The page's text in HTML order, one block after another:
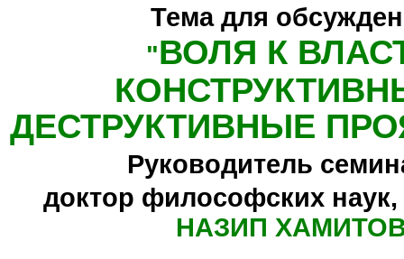
Тема для
"ВОЛЯ К
ДЕСТРУКТИВНЫЕ
Руководитель
доктор философских
НАЗИП